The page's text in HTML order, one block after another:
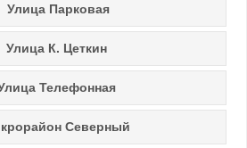
Улица Парковая
Улица К. Цеткин
Телефонная
Северный